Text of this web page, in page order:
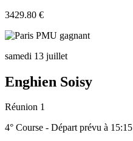
3429.80 €
samedi 13 juillet
Enghien Soisy
Réunion 1
4° Course - Départ prévu à 15:15